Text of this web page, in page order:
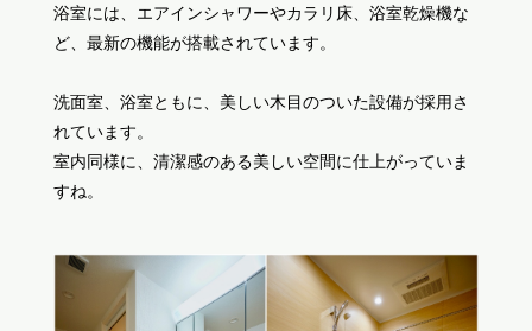
浴室には、エアインシャワーやカラリ床、浴室乾燥機な
ど、最新の機能が搭載されています。
洗面室、浴室ともに、美しい木目のついた設備が採用さ
れています。
室内同様に、清潔感のある美しい空間に仕上がっていま
すね。